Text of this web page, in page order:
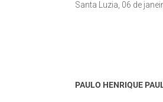
Santa Luzia, 06 de
PAULO HENRIQUE